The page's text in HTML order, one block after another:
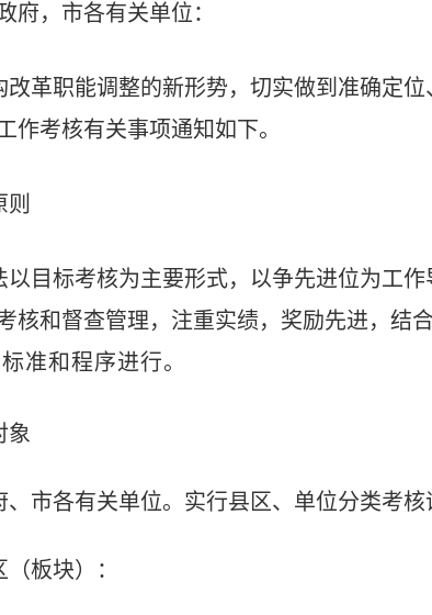
府，市各有关单位：
改革职能调整的新形势，切实做到准确定
作考核有关事项通知如下。
以目标考核为主要形式，以争先进位为工
核和督查管理，注重实绩，奖励先进，结
准和程序进行。
象
、市各有关单位。实行县区、单位分类考核
（板块）：